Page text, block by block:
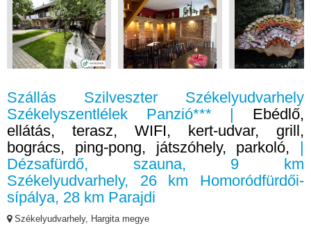
Szállás Szilveszter Székelyudvarhely
Székelyszentlélek Panzió*** | Ebédlő,
ellátás, terasz, WIFI, kert-udvar, grill,
bogrács, ping-pong, játszóhely, parkoló, |
Dézsafürdő, szauna, 9 km
Székelyudvarhely, 26 km Homoródfürdői-
sípálya, 28 km Parajdi
Székelyudvarhely, Hargita megye